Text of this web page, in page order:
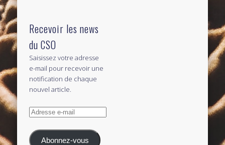
Recevoir les news
du CSO
Saisissez votre adresse
e-mail pour recevoir une
notification de chaque
nouvel article.
Adresse
mail
Abonnez-vous